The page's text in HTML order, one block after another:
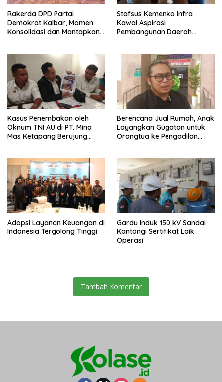
Rakerda DPD Partai
Demokrat Kalbar, Momen
Konsolidasi dan Mantapkan
Stafsus Kemenko Infra
Kawal Aspirasi
Pembangunan Daerah
Kasus Penembakan oleh
Oknum TNI AU di PT. Mina
Mas Ketapang Berujung
Berencana Jual Rumah, Anak
Layangkan Gugatan untuk
Orangtua ke Pengadilan
Adopsi Layanan Keuangan di
Indonesia Tergolong Tinggi
Gardu Induk 150 kV Sandai
Kantongi Sertifikat Laik
Operasi
Tambah Komentar